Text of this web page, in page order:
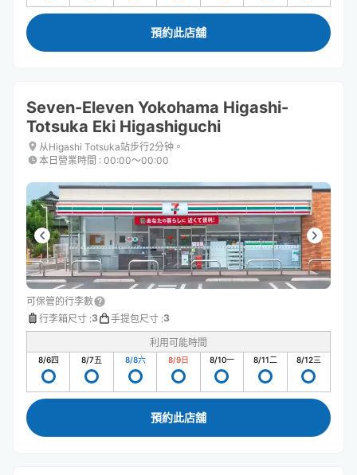
預約此店舖
Seven-Eleven Yokohama Higashi-
Totsuka Eki Higashiguchi
从Higashi Totsuka站步行2分钟。
本日營業時間 : 00:00〜00:00
可保管的行李數
行李箱尺寸 :3 手提包尺寸 :3
利用可能時間
8/6四 8/7五 8/8六 8/9日 8/10一 8/11二 8/12三
預約此店舖